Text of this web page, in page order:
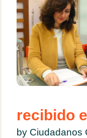
recibido
by